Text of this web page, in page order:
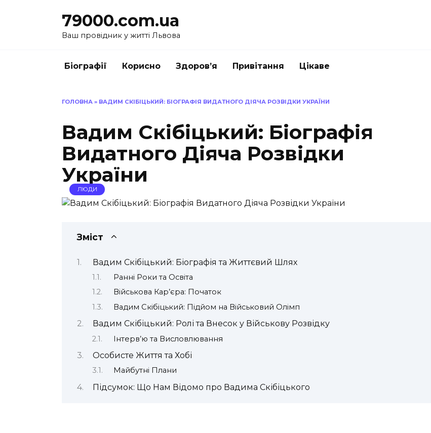
79000.com.ua
Ваш провідник у житті Львова
Біографії Корисно Здоров’я Привітання Цікаве
ГОЛОВНА » ВАДИМ СКІБІЦЬКИЙ: БІОГРАФІЯ ВИДАТНОГО ДІЯЧА РОЗВІДКИ УКРАЇНИ
Вадим Скібіцький: Біографія
Видатного Діяча Розвідки
України
ЛЮДИ
Зміст
Вадим Скібіцький: Біографія та Життєвий Шлях
Ранні Роки та Освіта
Військова Кар’єра: Початок
Вадим Скібіцький: Підйом на Військовий Олімп
Вадим Скібіцький: Ролі та Внесок у Військову Розвідку
Інтерв’ю та Висловлювання
Особисте Життя та Хобі
Майбутні Плани
Підсумок: Що Нам Відомо про Вадима Скібіцького